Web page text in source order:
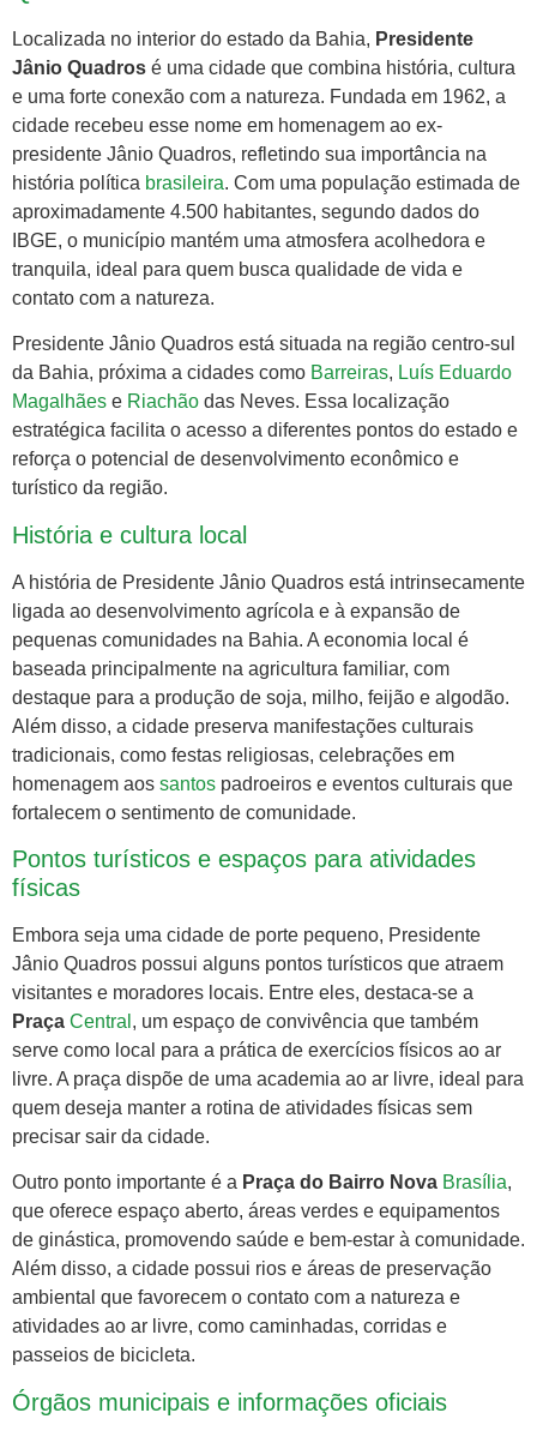
Localizada no interior do estado da Bahia, Presidente
Jânio Quadros é uma cidade que combina história, cultura
e uma forte conexão com a natureza. Fundada em 1962, a
cidade recebeu esse nome em homenagem ao ex-
presidente Jânio Quadros, refletindo sua importância na
história política brasileira. Com uma população estimada de
aproximadamente 4.500 habitantes, segundo dados do
IBGE, o município mantém uma atmosfera acolhedora e
tranquila, ideal para quem busca qualidade de vida e
contato com a natureza.
Presidente Jânio Quadros está situada na região centro-sul
da Bahia, próxima a cidades como Barreiras, Luís Eduardo
Magalhães e Riachão das Neves. Essa localização
estratégica facilita o acesso a diferentes pontos do estado e
reforça o potencial de desenvolvimento econômico e
turístico da região.
História e cultura local
A história de Presidente Jânio Quadros está intrinsecamente
ligada ao desenvolvimento agrícola e à expansão de
pequenas comunidades na Bahia. A economia local é
baseada principalmente na agricultura familiar, com
destaque para a produção de soja, milho, feijão e algodão.
Além disso, a cidade preserva manifestações culturais
tradicionais, como festas religiosas, celebrações em
homenagem aos santos padroeiros e eventos culturais que
fortalecem o sentimento de comunidade.
Pontos turísticos e espaços para atividades
físicas
Embora seja uma cidade de porte pequeno, Presidente
Jânio Quadros possui alguns pontos turísticos que atraem
visitantes e moradores locais. Entre eles, destaca-se a
Praça Central , um espaço de convivência que também
serve como local para a prática de exercícios físicos ao ar
livre. A praça dispõe de uma academia ao ar livre, ideal para
quem deseja manter a rotina de atividades físicas sem
precisar sair da cidade.
Outro ponto importante é a Praça do Bairro Nova Brasília,
que oferece espaço aberto, áreas verdes e equipamentos
de ginástica, promovendo saúde e bem-estar à comunidade.
Além disso, a cidade possui rios e áreas de preservação
ambiental que favorecem o contato com a natureza e
atividades ao ar livre, como caminhadas, corridas e
passeios de bicicleta.
Órgãos municipais e informações oficiais